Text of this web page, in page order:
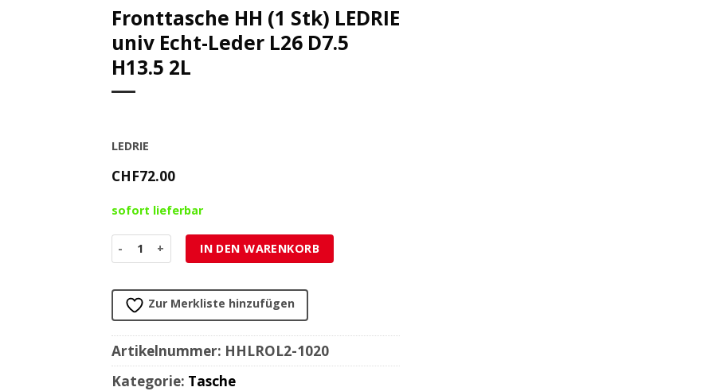
Fronttasche HH (1 Stk) LEDRIE
univ Echt-Leder L26 D7.5
H13.5 2L
LEDRIE
CHF72.00
sofort lieferbar
Fronttasche HH (1 Stk) LEDRIE univ Echt-Leder L26 D7.5 H13.5 2L Menge
IN DEN WARENKORB
Zur Merkliste hinzufügen
Artikelnummer: HHLROL2-1020
Kategorie: Tasche